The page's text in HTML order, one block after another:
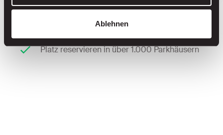
Ablehnen
Bis zu 30 % sparen in unseren Parkhäusern
Keine Servicegebühren beim Straßenparken
Platz reservieren in über 1.000 Parkhäusern